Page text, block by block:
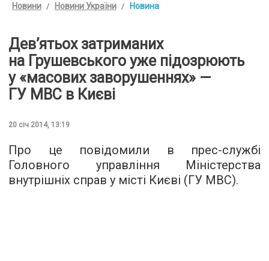
Новини Новини України Новина
Дев’ятьох затриманих
на Грушевського уже підозрюють
у «масових заворушеннях» —
ГУ МВС в Києві
20 січ 2014, 13:19
Про це повідомили в прес-службі
Головного управління Міністерства
внутрішніх справ у місті Києві (ГУ МВС).